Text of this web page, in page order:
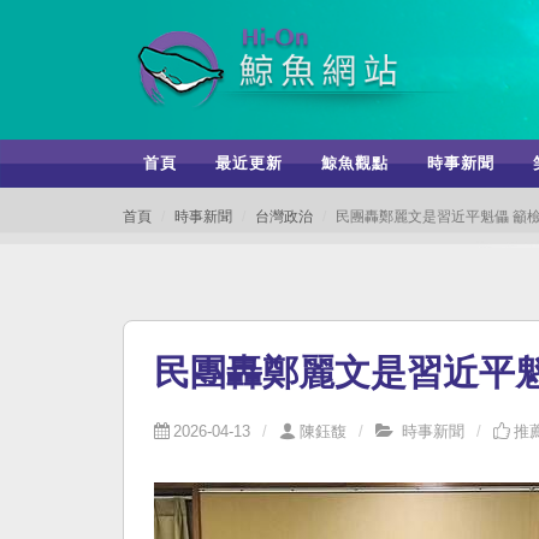
首頁 最近更新 鯨魚觀點 時事新聞
首頁 時事新聞 台灣政治 民團轟鄭麗文是習近平魁儡 籲
民團轟鄭麗文是習近平
2026-04-13 陳鈺馥 時事新聞 推